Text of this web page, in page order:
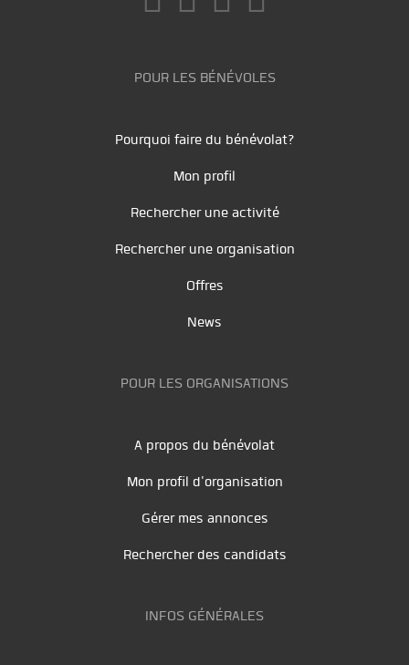
POUR LES BÉNÉVOLES
Pourquoi faire du bénévolat?
Mon profil
Rechercher une activité
Rechercher une organisation
Offres
News
POUR LES ORGANISATIONS
A propos du bénévolat
Mon profil d'organisation
Gérer mes annonces
Rechercher des candidats
INFOS GÉNÉRALES